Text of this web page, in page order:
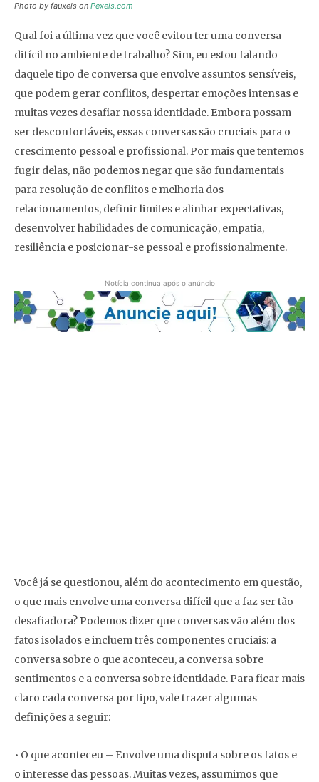
Photo by fauxels on Pexels.com
Qual foi a última vez que você evitou ter uma conversa
difícil no ambiente de trabalho? Sim, eu estou falando
daquele tipo de conversa que envolve assuntos sensíveis,
que podem gerar conflitos, despertar emoções intensas e
muitas vezes desafiar nossa identidade. Embora possam
ser desconfortáveis, essas conversas são cruciais para o
crescimento pessoal e profissional. Por mais que tentemos
fugir delas, não podemos negar que são fundamentais
para resolução de conflitos e melhoria dos
relacionamentos, definir limites e alinhar expectativas,
desenvolver habilidades de comunicação, empatia,
resiliência e posicionar-se pessoal e profissionalmente.
Notícia continua após o anúncio
Você já se questionou, além do acontecimento em questão,
o que mais envolve uma conversa difícil que a faz ser tão
desafiadora? Podemos dizer que conversas vão além dos
fatos isolados e incluem três componentes cruciais: a
conversa sobre o que aconteceu, a conversa sobre
sentimentos e a conversa sobre identidade. Para ficar mais
claro cada conversa por tipo, vale trazer algumas
definições a seguir:
• O que aconteceu – Envolve uma disputa sobre os fatos e
o interesse das pessoas. Muitas vezes, assumimos que